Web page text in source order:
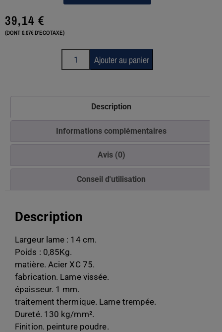
39,14€
(DONT 0.07€ D'ECOTAXE)
Ajouter au panier
Description
Informations complémentaires
Avis (0)
Conseil d'utilisation
Description
Largeur lame : 14 cm.
Poids : 0,85Kg.
matière. Acier XC 75.
fabrication. Lame vissée.
épaisseur. 1 mm.
traitement thermique. Lame trempée.
Dureté. 130 kg/mm².
Finition. peinture poudre.